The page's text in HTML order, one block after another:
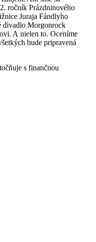
ročník Prázdninového
Juraja Fándlyho
divadlo Morgonrock
A nielen to. Oceníme
bude pripravená
s finančnou